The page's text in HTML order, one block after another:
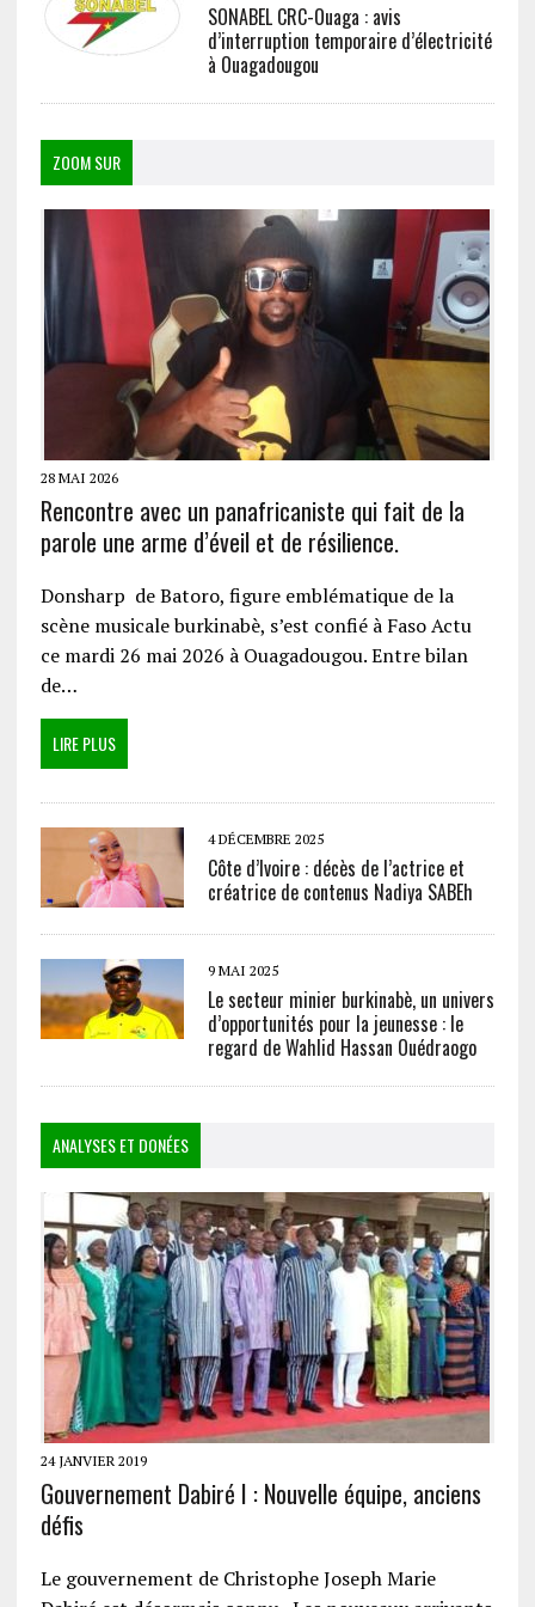
SONABEL CRC-Ouaga : avis
d’interruption temporaire d’électricité
à Ouagadougou
ZOOM SUR
28 MAI 2026
Rencontre avec un panafricaniste qui fait de la
parole une arme d’éveil et de résilience.
Donsharp de Batoro, figure emblématique de la
scène musicale burkinabè, s’est confié à Faso Actu
ce mardi 26 mai 2026 à Ouagadougou. Entre bilan
de…
LIRE PLUS
4 DÉCEMBRE 2025
Côte d’Ivoire : décès de l’actrice et
créatrice de contenus Nadiya SABEh
9 MAI 2025
Le secteur minier burkinabè, un univers
d’opportunités pour la jeunesse : le
regard de Wahlid Hassan Ouédraogo
ANALYSES ET DONÉES
24 JANVIER 2019
Gouvernement Dabiré I : Nouvelle équipe, anciens
défis
Le gouvernement de Christophe Joseph Marie